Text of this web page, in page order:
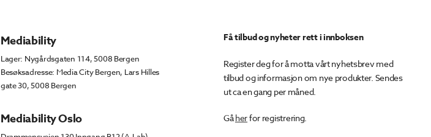
Mediability
Lager: Nygårdsgaten 114, 5008 Bergen
Besøksadresse: Media City Bergen, Lars Hilles
gate 30, 5008 Bergen
Mediability Oslo
Få tilbud og nyheter rett i innboksen
Register deg for å motta vårt nyhetsbrev med
tilbud og informasjon om nye produkter. Sendes
ut ca en gang per måned.
Gåherfor registrering.